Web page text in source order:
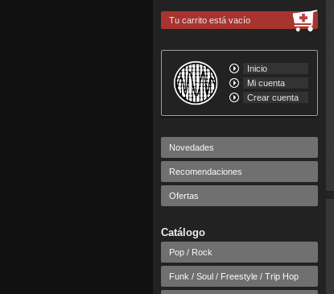
Tu carrito está vacío
Inicio
Mi cuenta
Crear cuenta
Novedades
Recomendaciones
Ofertas
Catálogo
Pop / Rock
Funk / Soul / Freestyle / Trip Hop